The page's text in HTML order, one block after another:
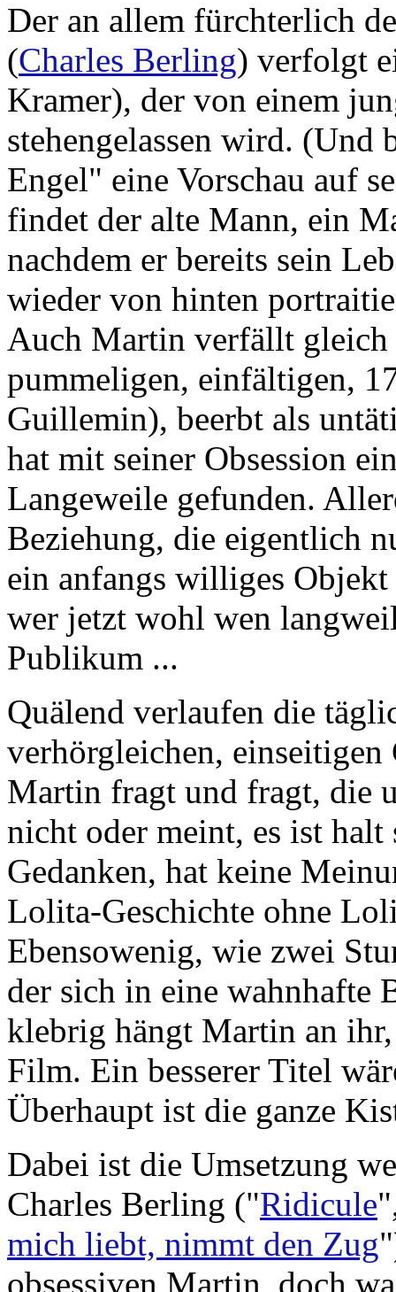
Der an allem fürchterlich
(Charles Berling) verfolgt
Kramer), der von einem
stehengelassen wird.
Engel" eine Vorschau auf
findet der alte Mann, ein
nachdem er bereits sein
wieder von hinten
Auch Martin verfällt gleich
pummeligen, einfältigen,
Guillemin), beerbt als
hat mit seiner Obsession
Langeweile gefunden.
Beziehung, die eigentlich
ein anfangs williges
wer jetzt wohl wen
Publikum ...
Quälend verlaufen die
verhörgleichen, einseitigen
Martin fragt und fragt, die
nicht oder meint, es ist halt
Gedanken, hat keine
Lolita-Geschichte ohne
Ebensowenig, wie zwei
der sich in eine wahnhafte
klebrig hängt Martin an
Film. Ein besserer Titel
Überhaupt ist die ganze
Dabei ist die Umsetzung
Charles Berling ("Ridicule
mich liebt, nimmt den Zug
obsessiven Martin, doch